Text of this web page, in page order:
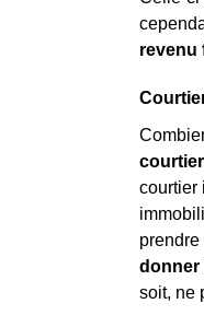
revenu
courtier
donner
soit, ne